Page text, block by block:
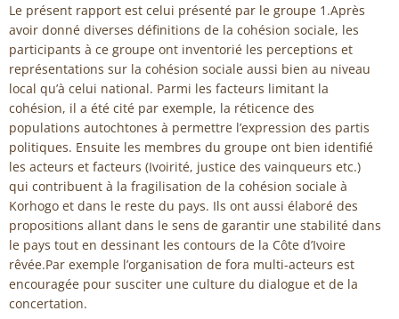
Le présent rapport est celui présenté par le groupe 1.Après
avoir donné diverses définitions de la cohésion sociale, les
participants à ce groupe ont inventorié les perceptions et
représentations sur la cohésion sociale aussi bien au niveau
local qu’à celui national. Parmi les facteurs limitant la
cohésion, il a été cité par exemple, la réticence des
populations autochtones à permettre l’expression des partis
politiques. Ensuite les membres du groupe ont bien identifié
les acteurs et facteurs (Ivoirité, justice des vainqueurs etc.)
qui contribuent à la fragilisation de la cohésion sociale à
Korhogo et dans le reste du pays. Ils ont aussi élaboré des
propositions allant dans le sens de garantir une stabilité dans
le pays tout en dessinant les contours de la Côte d’Ivoire
rêvée.Par exemple l’organisation de fora multi-acteurs est
encouragée pour susciter une culture du dialogue et de la
concertation.